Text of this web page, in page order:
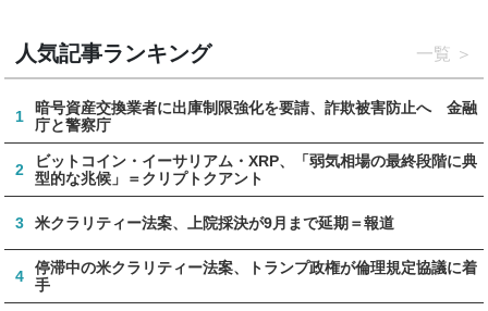
人気記事ランキング 一覧
1
暗号資産交換業者に出庫制限強化を要請、詐欺被害防止へ 金融
庁と警察庁
2
ビットコイン・イーサリアム・XRP、「弱気相場の最終段階に典
型的な兆候」＝クリプトクアント
3 米クラリティー法案、上院採決が9月まで延期＝報道
4
停滞中の米クラリティー法案、トランプ政権が倫理規定協議に着
手